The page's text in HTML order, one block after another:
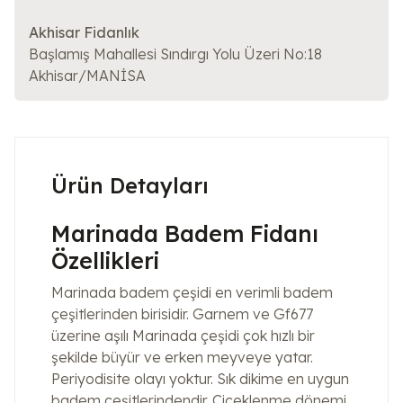
Akhisar Fidanlık
Başlamış Mahallesi Sındırgı Yolu Üzeri No:18
Akhisar/MANİSA
Ürün Detayları
Marinada Badem Fidanı
Özellikleri
Marinada badem çeşidi en verimli badem
çeşitlerinden birisidir. Garnem ve Gf677
üzerine aşılı Marinada çeşidi çok hızlı bir
şekilde büyür ve erken meyveye yatar.
Periyodisite olayı yoktur. Sık dikime en uygun